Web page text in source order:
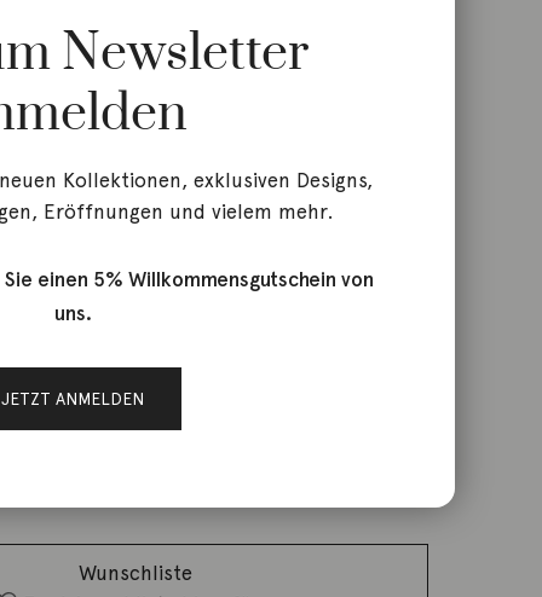
Wunschliste
Newsletter
Kollektionen, exklusiven Designs,
Eröffnungen und vielem mehr.
einen 5% Willkommensgutschein von
uns.
JETZT ANMELDEN